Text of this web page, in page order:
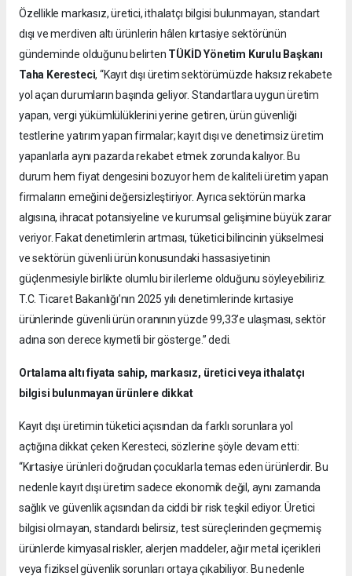
Özellikle markasız, üretici, ithalatçı bilgisi bulunmayan, standart
dışı ve merdiven altı ürünlerin hâlen kırtasiye sektörünün
gündeminde olduğunu belirten TÜKİD Yönetim Kurulu Başkanı
Taha Keresteci, “Kayıt dışı üretim sektörümüzde haksız rekabete
yol açan durumların başında geliyor. Standartlara uygun üretim
yapan, vergi yükümlülüklerini yerine getiren, ürün güvenliği
testlerine yatırım yapan firmalar; kayıt dışı ve denetimsiz üretim
yapanlarla aynı pazarda rekabet etmek zorunda kalıyor. Bu
durum hem fiyat dengesini bozuyor hem de kaliteli üretim yapan
firmaların emeğini değersizleştiriyor. Ayrıca sektörün marka
algısına, ihracat potansiyeline ve kurumsal gelişimine büyük zarar
veriyor. Fakat denetimlerin artması, tüketici bilincinin yükselmesi
ve sektörün güvenli ürün konusundaki hassasiyetinin
güçlenmesiyle birlikte olumlu bir ilerleme olduğunu söyleyebiliriz.
T.C. Ticaret Bakanlığı’nın 2025 yılı denetimlerinde kırtasiye
ürünlerinde güvenli ürün oranının yüzde 99,33’e ulaşması, sektör
adına son derece kıymetli bir gösterge.” dedi.
Ortalama altı fiyata sahip, markasız, üretici veya ithalatçı
bilgisi bulunmayan ürünlere dikkat
Kayıt dışı üretimin tüketici açısından da farklı sorunlara yol
açtığına dikkat çeken Keresteci, sözlerine şöyle devam etti:
“Kırtasiye ürünleri doğrudan çocuklarla temas eden ürünlerdir. Bu
nedenle kayıt dışı üretim sadece ekonomik değil, aynı zamanda
sağlık ve güvenlik açısından da ciddi bir risk teşkil ediyor. Üretici
bilgisi olmayan, standardı belirsiz, test süreçlerinden geçmemiş
ürünlerde kimyasal riskler, alerjen maddeler, ağır metal içerikleri
veya fiziksel güvenlik sorunları ortaya çıkabiliyor. Bu nedenle